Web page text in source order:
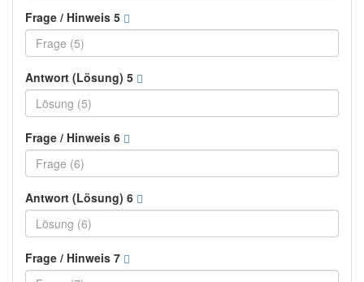
Frage / Hinweis 5
Antwort (Lösung) 5
Frage / Hinweis 6
Antwort (Lösung) 6
Frage / Hinweis 7